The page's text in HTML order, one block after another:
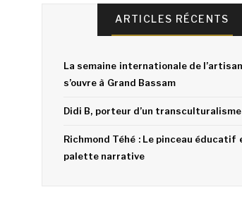
ARTICLES RÉCENTS
La semaine internationale de
s’ouvre à Grand Bassam
Didi B, porteur d’un transculturalisme
Richmond Téhé : Le pinceau éducatif
palette narrative